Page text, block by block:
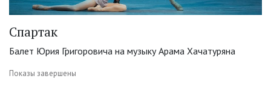
Спартак
Балет Юрия Григоровича на музыку Арама Хачатуряна
Показы завершены